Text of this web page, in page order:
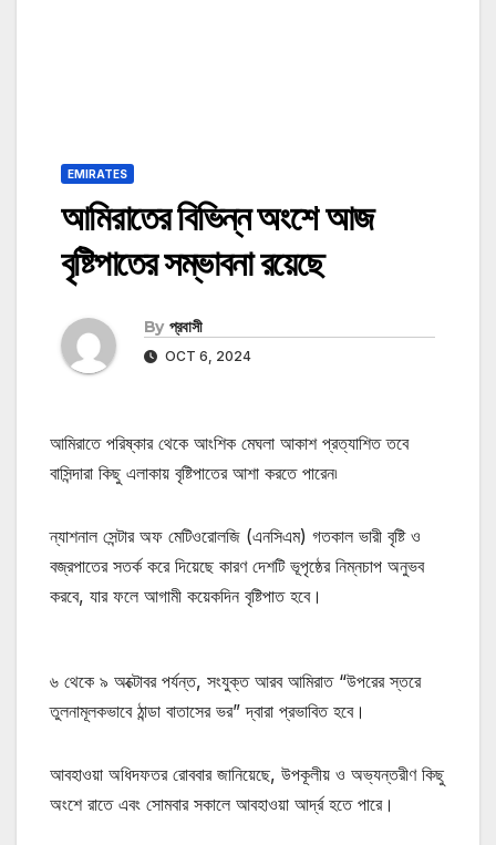
EMIRATES
আমিরাতের বিভিন্ন অংশে আজ
বৃষ্টিপাতের সম্ভাবনা রয়েছে
By প্রবাসী
OCT 6, 2024
আমিরাতে পরিষ্কার থেকে আংশিক মেঘলা আকাশ প্রত্যাশিত তবে
বাসিন্দারা কিছু এলাকায় বৃষ্টিপাতের আশা করতে পারেন৷
ন্যাশনাল সেন্টার অফ মেটিওরোলজি (এনসিএম) গতকাল ভারী বৃষ্টি ও
বজ্রপাতের সতর্ক করে দিয়েছে কারণ দেশটি ভূপৃষ্ঠের নিম্নচাপ অনুভব
করবে, যার ফলে আগামী কয়েকদিন বৃষ্টিপাত হবে।
৬ থেকে ৯ অক্টোবর পর্যন্ত, সংযুক্ত আরব আমিরাত “উপরের স্তরে
তুলনামূলকভাবে ঠান্ডা বাতাসের ভর” দ্বারা প্রভাবিত হবে।
আবহাওয়া অধিদফতর রোববার জানিয়েছে, উপকূলীয় ও অভ্যন্তরীণ কিছু
অংশে রাতে এবং সোমবার সকালে আবহাওয়া আর্দ্র হতে পারে।